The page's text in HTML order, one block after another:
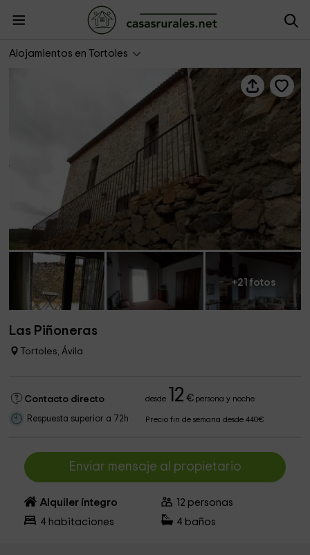
Alojamientos en Tortoles
+21 fotos
Las Piñoneras
Tortoles, Ávila
Contacto directo desde 12 €persona y noche
Respuesta superior a 72h Precio fin de semana desde 440€
Enviar mensaje al propietario
Alquiler íntegro 12 personas
4 habitaciones 4 baños